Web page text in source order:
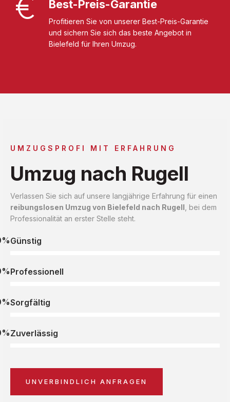
Best-Preis-Garantie
Profitieren Sie von unserer Best-Preis-Garantie
und sichern Sie sich das beste Angebot in
Bielefeld für Ihren Umzug.
UMZUGSPROFI MIT ERFAHRUNG
Umzug nach Rugell
Verlassen Sie sich auf unsere langjährige Erfahrung für einen
reibungslosen Umzug von Bielefeld nach Rugell , bei dem
Professionalität an erster Stelle steht.
Günstig
Professionell
Sorgfältig
Zuverlässig
UNVERBINDLICH ANFRAGEN